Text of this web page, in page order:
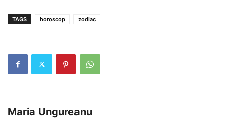
TAGS horoscop zodiac
Maria Ungureanu